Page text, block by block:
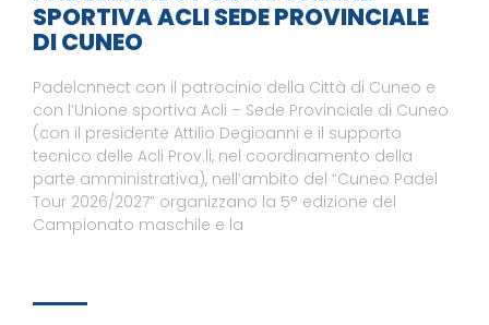
SPORTIVA ACLI SEDE PROVINCIALE
DI CUNEO
Padelcnnect con il patrocinio della Città di Cuneo e
con l’Unione sportiva Acli – Sede Provinciale di Cuneo
(con il presidente Attilio Degioanni e il supporto
tecnico delle Acli Prov.li, nel coordinamento della
parte amministrativa), nell’ambito del “Cuneo Padel
Tour 2026/2027” organizzano la 5° edizione del
Campionato maschile e la